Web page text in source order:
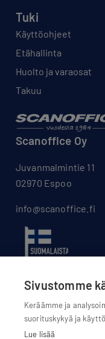
Tuki
Käyttöohjeet
Etähallinta
Huolto ja varaosat
Takuu
Scanoffice Oy
Juvanmalmintie 11
02970 Espoo
info@scanoffice.fi
Sivustomme
Keräämme ja
suorituskykyä ja
Lue lisää